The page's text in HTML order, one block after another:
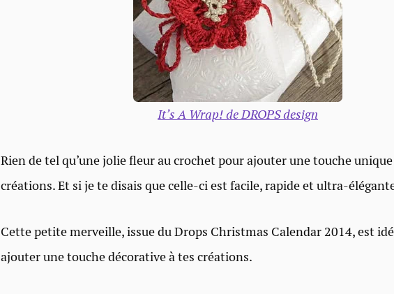
It’s A Wrap! de DROPS design
Rien de tel qu’une jolie fleur au crochet pour ajouter une touche
créations. Et si je te disais que celle-ci est facile, rapide et ultra-
Cette petite merveille, issue du Drops Christmas Calendar 2014, est
ajouter une touche décorative à tes créations.